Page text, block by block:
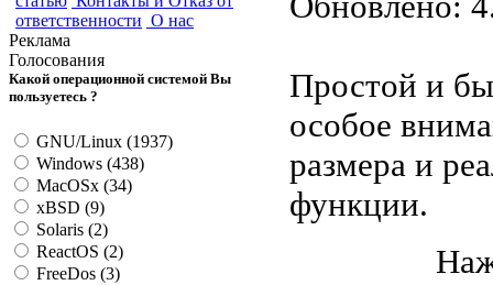
ответственности О нас
Реклама
Голосования
Какой операционной системой Вы
пользуетесь ?
GNU/Linux (1937)
Windows (438)
MacOSx (34)
xBSD (9)
Solaris (2)
ReactOS (2)
FreeDos (3)
Простой и
особое
размера и
функции.